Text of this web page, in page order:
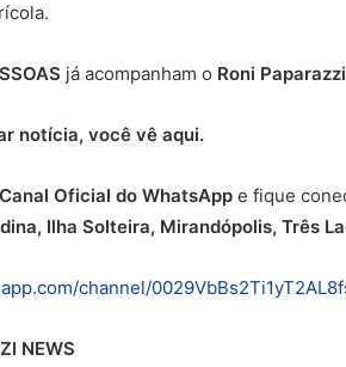
já acompanham o Roni
notícia, você vê aqui.
Canal Oficial do WhatsApp e fique
Ilha Solteira, Mirandópolis, Três
channel/
NEWS